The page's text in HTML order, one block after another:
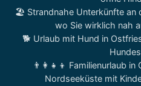
🏖️ Strandnahe Unterkünfte an
wo Sie wirklich nah
🐕 Urlaub mit Hund in
👨‍👩‍👧‍👦 Familienurlaub
Nordseeküste mit